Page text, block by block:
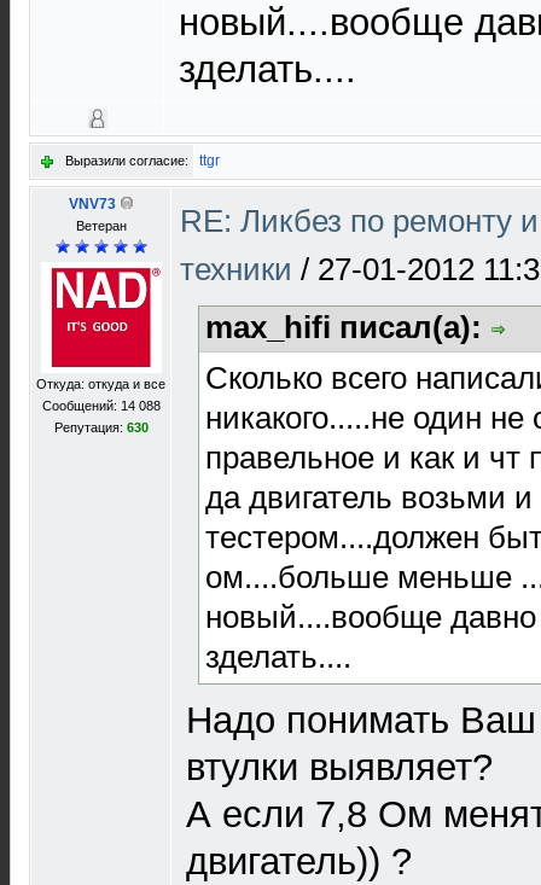
новый....вообще
зделать....
Выразили согласие: ttgr
VNV73
Ветеран
Откуда: откуда и все
Сообщений: 14 088
Репутация: 630
RE: Ликбез по ремонту
техники / 27-01-2012
max_hifi писал(а):
Сколько всего
никакого.....не один не
правельное и как и чт
да двигатель возьми
тестером....должен
ом....больше меньше
новый....вообще
зделать....
Надо понимать
втулки выявляет?
А если 7,8 Ом
двигатель)) ?